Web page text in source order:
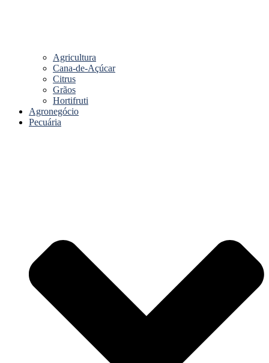
Agricultura
Cana-de-Açúcar
Citrus
Grãos
Hortifruti
Agronegócio
Pecuária